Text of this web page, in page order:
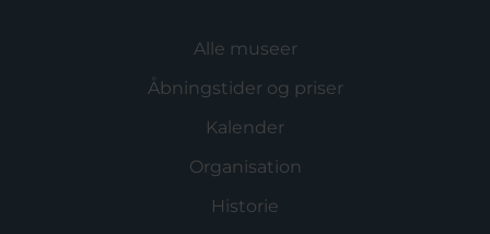
Alle museer
Åbningstider og priser
Kalender
Organisation
Historie